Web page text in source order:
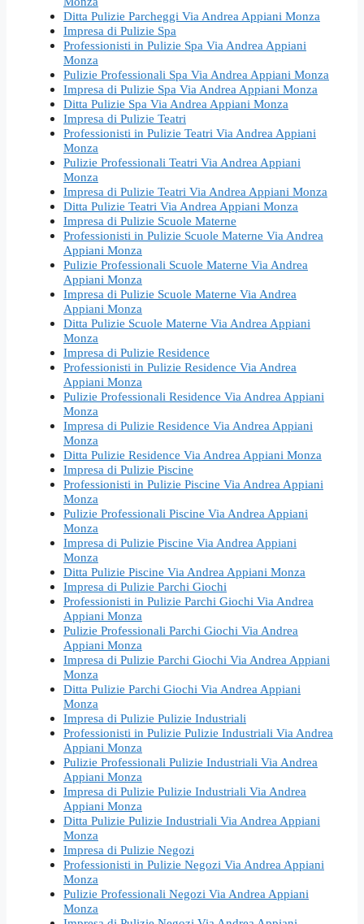
Ditta Pulizie Parcheggi Via Andrea Appiani Monza
Impresa di Pulizie Spa
Professionisti in Pulizie Spa Via Andrea Appiani
Monza
Pulizie Professionali Spa Via Andrea Appiani Monza
Impresa di Pulizie Spa Via Andrea Appiani Monza
Ditta Pulizie Spa Via Andrea Appiani Monza
Impresa di Pulizie Teatri
Professionisti in Pulizie Teatri Via Andrea Appiani
Monza
Pulizie Professionali Teatri Via Andrea Appiani
Monza
Impresa di Pulizie Teatri Via Andrea Appiani Monza
Ditta Pulizie Teatri Via Andrea Appiani Monza
Impresa di Pulizie Scuole Materne
Professionisti in Pulizie Scuole Materne Via Andrea
Appiani Monza
Pulizie Professionali Scuole Materne Via Andrea
Appiani Monza
Impresa di Pulizie Scuole Materne Via Andrea
Appiani Monza
Ditta Pulizie Scuole Materne Via Andrea Appiani
Monza
Impresa di Pulizie Residence
Professionisti in Pulizie Residence Via Andrea
Appiani Monza
Pulizie Professionali Residence Via Andrea Appiani
Monza
Impresa di Pulizie Residence Via Andrea Appiani
Monza
Ditta Pulizie Residence Via Andrea Appiani Monza
Impresa di Pulizie Piscine
Professionisti in Pulizie Piscine Via Andrea Appiani
Monza
Pulizie Professionali Piscine Via Andrea Appiani
Monza
Impresa di Pulizie Piscine Via Andrea Appiani
Monza
Ditta Pulizie Piscine Via Andrea Appiani Monza
Impresa di Pulizie Parchi Giochi
Professionisti in Pulizie Parchi Giochi Via Andrea
Appiani Monza
Pulizie Professionali Parchi Giochi Via Andrea
Appiani Monza
Impresa di Pulizie Parchi Giochi Via Andrea Appiani
Monza
Ditta Pulizie Parchi Giochi Via Andrea Appiani
Monza
Impresa di Pulizie Pulizie Industriali
Professionisti in Pulizie Pulizie Industriali Via Andrea
Appiani Monza
Pulizie Professionali Pulizie Industriali Via Andrea
Appiani Monza
Impresa di Pulizie Pulizie Industriali Via Andrea
Appiani Monza
Ditta Pulizie Pulizie Industriali Via Andrea Appiani
Monza
Impresa di Pulizie Negozi
Professionisti in Pulizie Negozi Via Andrea Appiani
Monza
Pulizie Professionali Negozi Via Andrea Appiani
Monza